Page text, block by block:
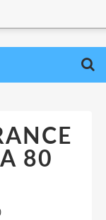
80